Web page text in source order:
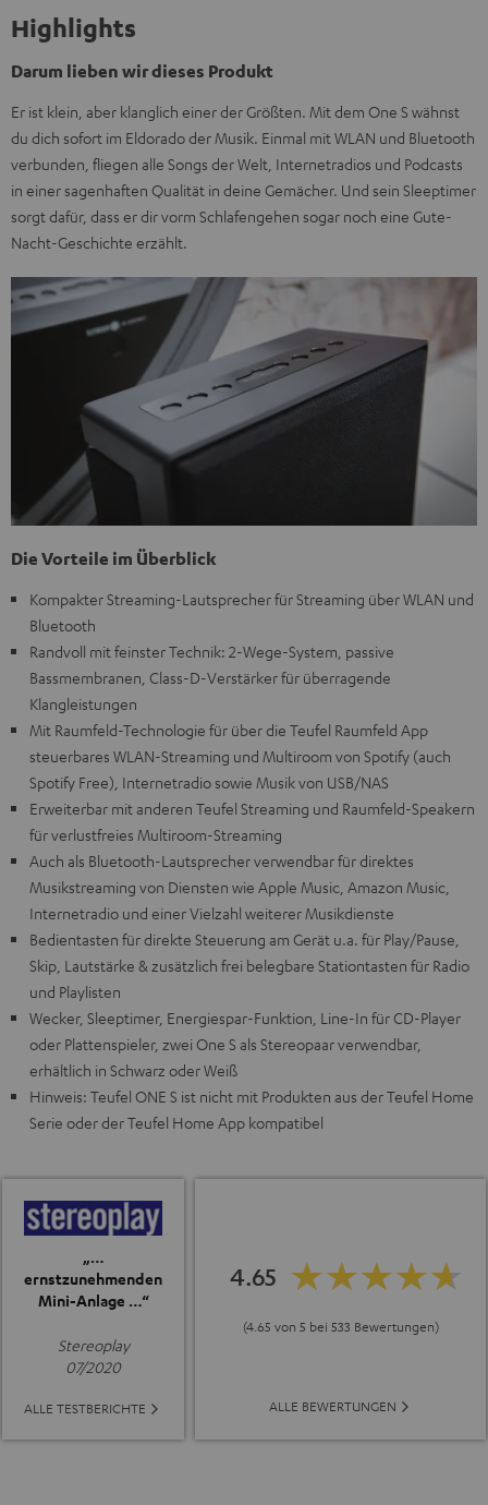
Highlights
Darum lieben wir dieses Produkt
Er ist klein, aber klanglich einer der Größten. Mit dem One S wähnst
du dich sofort im Eldorado der Musik. Einmal mit WLAN und Bluetooth
verbunden, fliegen alle Songs der Welt, Internetradios und Podcasts
in einer sagenhaften Qualität in deine Gemächer. Und sein Sleeptimer
sorgt dafür, dass er dir vorm Schlafengehen sogar noch eine Gute-
Nacht-Geschichte erzählt.
Die Vorteile im Überblick
Kompakter Streaming-Lautsprecher für Streaming über WLAN und
Bluetooth
Randvoll mit feinster Technik: 2-Wege-System, passive
Bassmembranen, Class-D-Verstärker für überragende
Klangleistungen
Mit Raumfeld-Technologie für über die Teufel Raumfeld App
steuerbares WLAN-Streaming und Multiroom von Spotify (auch
Spotify Free), Internetradio sowie Musik von USB/NAS
Erweiterbar mit anderen Teufel Streaming und Raumfeld-Speakern
für verlustfreies Multiroom-Streaming
Auch als Bluetooth-Lautsprecher verwendbar für direktes
Musikstreaming von Diensten wie Apple Music, Amazon Music,
Internetradio und einer Vielzahl weiterer Musikdienste
Bedientasten für direkte Steuerung am Gerät u.a. für Play/Pause,
Skip, Lautstärke & zusätzlich frei belegbare Stationtasten für Radio
und Playlisten
Wecker, Sleeptimer, Energiespar-Funktion, Line-In für CD-Player
oder Plattenspieler, zwei One S als Stereopaar verwendbar,
erhältlich in Schwarz oder Weiß
Hinweis: Teufel ONE S ist nicht mit Produkten aus der Teufel Home
Serie oder der Teufel Home App kompatibel
„…
ernstzunehmenden
Mini-Anlage …“
Stereoplay
07/2020
ALLE TESTBERICHTE
4.65
(4.65 von 5 bei 533 Bewertungen)
ALLE BEWERTUNGEN